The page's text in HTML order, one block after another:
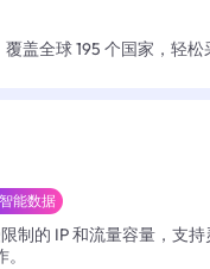
盖全球 195 个国家，轻松
能数据
制的 IP 和流量容量，支